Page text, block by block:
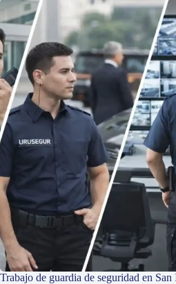
Trabajo de guardia de seguridad en